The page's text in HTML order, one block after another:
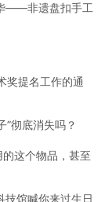
——非遗盘扣手工
奖提名工作的通
”彻底消失吗？
这个物品，甚至
技馆喊你来过生日